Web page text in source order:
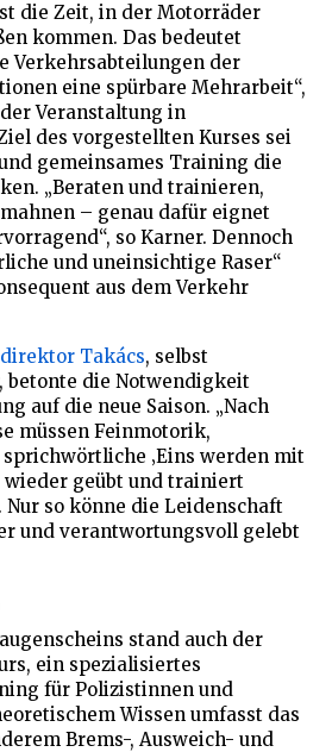
die Zeit, in der Motorräder
kommen. Das bedeutet
Verkehrsabteilungen der
eine spürbare Mehrarbeit“,
Veranstaltung in
des vorgestellten Kurses sei
gemeinsames Training die
„Beraten und trainieren,
– genau dafür eignet
so Karner. Dennoch
und uneinsichtige Raser“
aus dem Verkehr
Takács, selbst
betonte die Notwendigkeit
auf die neue Saison. „Nach
müssen Feinmotorik,
‚Eins werden mit
wieder geübt und trainiert
Nur so könne die Leidenschaft
und verantwortungsvoll gelebt
stand auch der
ein spezialisiertes
für Polizistinnen und
Wissen umfasst das
Brems-, Ausweich- und